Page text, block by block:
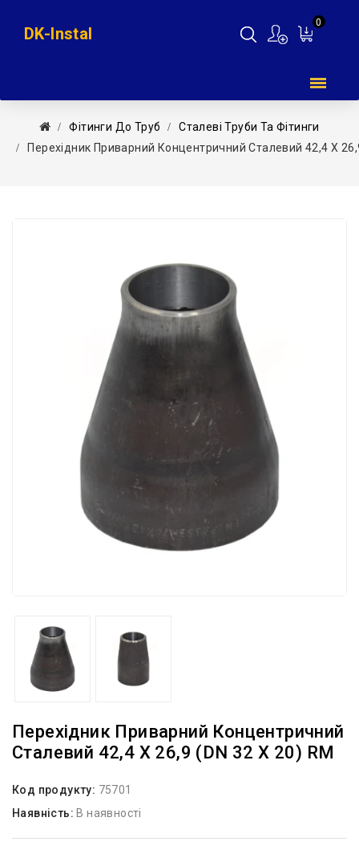
0
DK-Instal
Фітинги До Труб
Сталеві Труби Та Фітинги
Перехідник Приварний Концентричний Сталевий 42,4 Х
Перехідник Приварний Концентричний
Сталевий 42,4 Х 26,9 (DN 32 Х 20) RM
Код продукту: 75701
Наявність: В наявності